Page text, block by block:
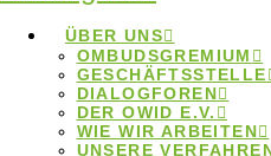
ÜBER UNS
OMBUDSGREMIUM
GESCHÄFTSSTELLE
DIALOGFOREN
DER OWID E.V.
WIE WIR ARBEITEN
UNSERE